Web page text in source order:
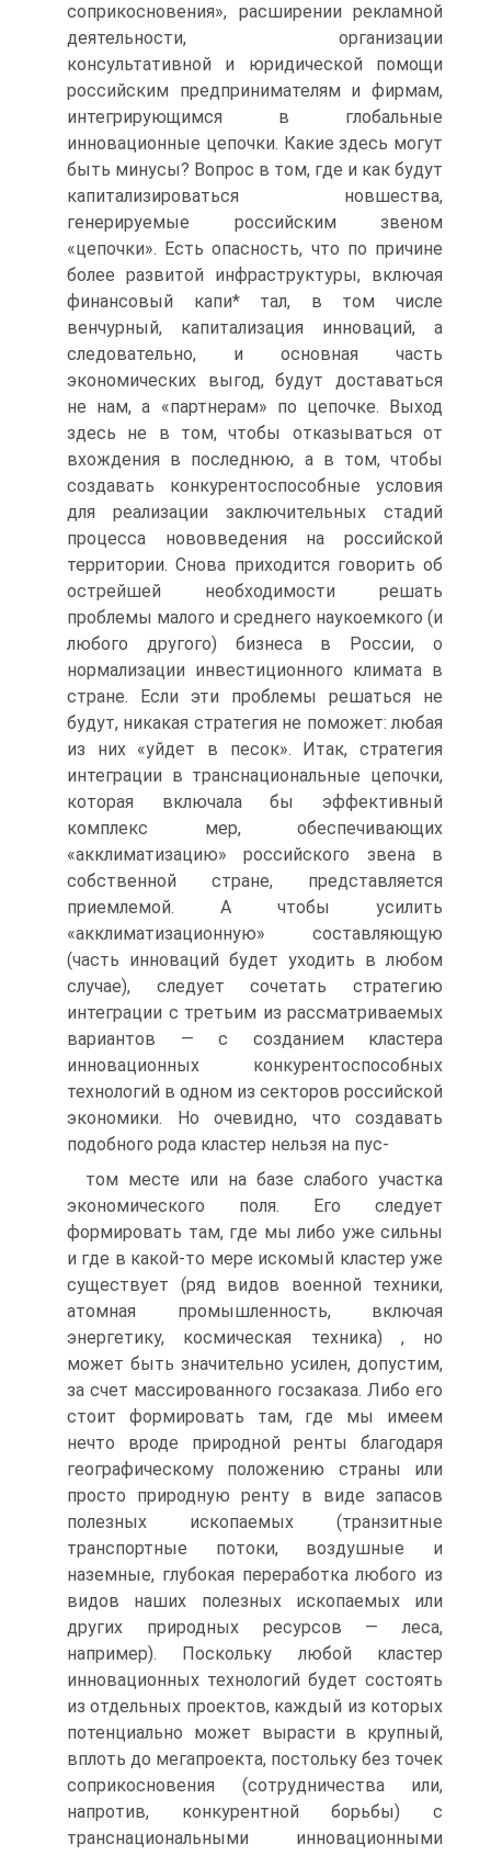
соприкосновения», расширении рекламной
деятельности, организации
консультативной и юридической помощи
российским предпринимателям и фирмам,
интегрирующимся в глобальные
инновационные цепочки. Какие здесь могут
быть минусы? Вопрос в том, где и как будут
капитализироваться новшества,
генерируемые российским звеном
«цепочки». Есть опасность, что по причине
более развитой инфраструктуры, включая
финансовый капи* тал, в том числе
венчурный, капитализация инноваций, а
следовательно, и основная часть
экономических выгод, будут доставаться
не нам, а «партнерам» по цепочке. Выход
здесь не в том, чтобы отказываться от
вхождения в последнюю, а в том, чтобы
создавать конкурентоспособные условия
для реализации заключительных стадий
процесса нововведения на российской
территории. Снова приходится говорить об
острейшей необходимости решать
проблемы малого и среднего наукоемкого (и
любого другого) бизнеса в России, о
нормализации инвестиционного климата в
стране. Если эти проблемы решаться не
будут, никакая стратегия не поможет: любая
из них «уйдет в песок». Итак, стратегия
интеграции в транснациональные цепочки,
которая включала бы эффективный
комплекс мер, обеспечивающих
«акклиматизацию» российского звена в
собственной стране, представляется
приемлемой. А чтобы усилить
«акклиматизационную» составляющую
(часть инноваций будет уходить в любом
случае), следует сочетать стратегию
интеграции с третьим из рассматриваемых
вариантов — с созданием кластера
инновационных конкурентоспособных
технологий в одном из секторов российской
экономики. Но очевидно, что создавать
подобного рода кластер нельзя на пус-
том месте или на базе слабого участка
экономического поля. Его следует
формировать там, где мы либо уже сильны
и где в какой-то мере искомый кластер уже
существует (ряд видов военной техники,
атомная промышленность, включая
энергетику, космическая техника) , но
может быть значительно усилен, допустим,
за счет массированного госзаказа. Либо его
стоит формировать там, где мы имеем
нечто вроде природной ренты благодаря
географическому положению страны или
просто природную ренту в виде запасов
полезных ископаемых (транзитные
транспортные потоки, воздушные и
наземные, глубокая переработка любого из
видов наших полезных ископаемых или
других природных ресурсов — леса,
например). Поскольку любой кластер
инновационных технологий будет состоять
из отдельных проектов, каждый из которых
потенциально может вырасти в крупный,
вплоть до мегапроекта, постольку без точек
соприкосновения (сотрудничества или,
напротив, конкурентной борьбы) с
транснациональными инновационными